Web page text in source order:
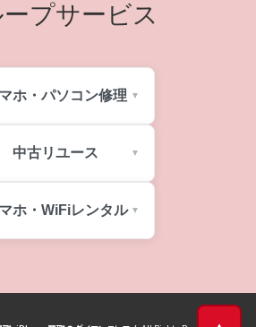
プサービス
ホ・パソコン修理
中古リユース
ホ・WiFiレンタル